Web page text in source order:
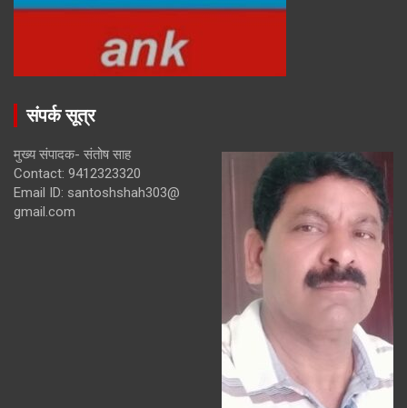
संपर्क सूत्र
मुख्य संपादक- संतोष साह
Contact: 9412323320
Email ID: santoshshah303@
gmail.com